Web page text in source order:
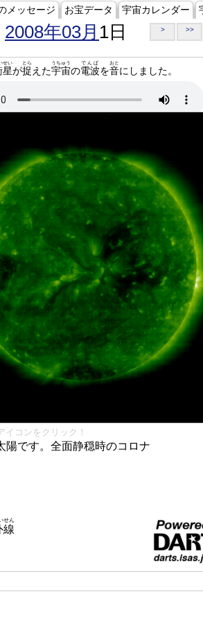
メッセージ お宝データ 宇宙カレンダー
2008年03月 1日 > >>
星
せい
が捉
とら
えた宇宙
うちゅう
の電波
でんぱ
を音
おと
にしました。
コンをクリック！
陽です。全面静穏時のコロナ
線
せん